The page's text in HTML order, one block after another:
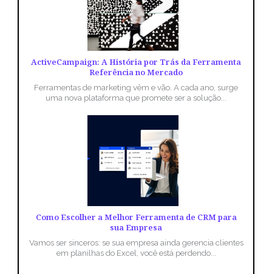
ActiveCampaign: A História por Trás da Ferramenta
Referência no Mercado
Ferramentas de marketing vêm e vão. A cada ano, surge
uma nova plataforma que promete ser a solução...
Como Escolher a Melhor Ferramenta de CRM para
sua Empresa
Vamos ser sinceros: se sua empresa ainda gerencia clientes
em planilhas do Excel, você está perdendo...